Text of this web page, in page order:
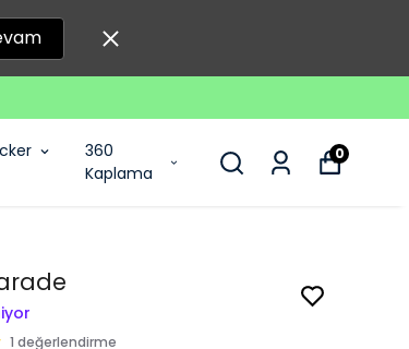
360
Kaplama
0
1 değerlendirme